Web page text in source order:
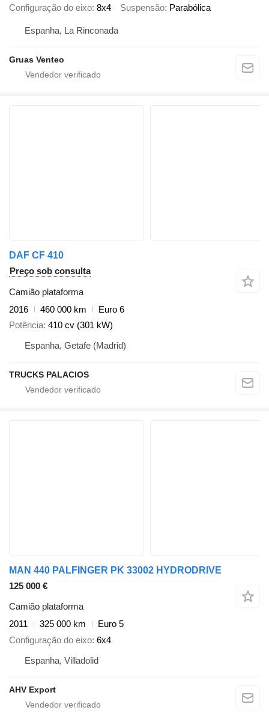
Configuração do eixo 8x4 Suspensão Parabólica
Espanha, La Rinconada
Gruas Venteo
DAF CF 410
Preço sob consulta
Camião plataforma
2016
460 000 km
Euro 6
Potência 410 cv (301 kW)
Espanha, Getafe (Madrid)
TRUCKS PALACIOS
MAN 440 PALFINGER PK 33002 HYDRODRIVE
125 000 €
Camião plataforma
2011
325 000 km
Euro 5
Configuração do eixo 6x4
Espanha, Villadolid
AHV Export